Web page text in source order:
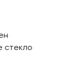
стекло